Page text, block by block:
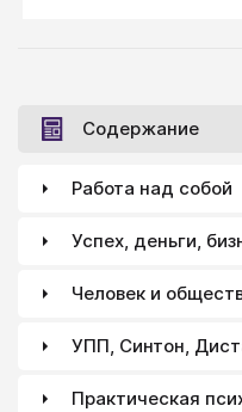
Содержание
Работа над собой
Успех, деньги,
Человек и
УПП, Синтон,
Практическая